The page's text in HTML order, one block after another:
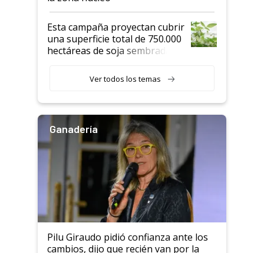
Esta campaña proyectan cubrir
una superficie total de 750.000
hectáreas de soja sembradas
variedades que marcan un
salto tecnológico en genética y
Ver todos los temas
Ganadería
Pilu Giraudo pidió confianza ante los
cambios, dijo que recién van por la